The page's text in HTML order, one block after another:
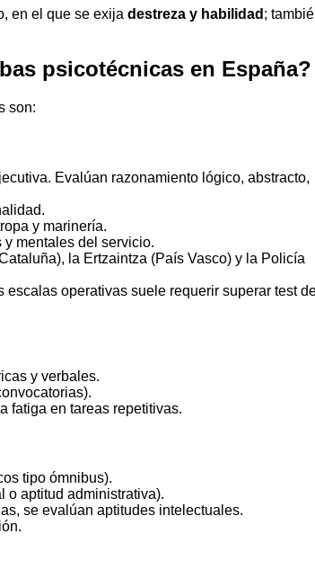
en el que se exija destreza y habilidad ;
psicotécnicas en España?
son:
Evalúan razonamiento lógico, abstracto,
y marinería.
mentales del servicio.
la Ertzaintza (País Vasco) y la Policía
operativas suele requerir superar test
y verbales.
fatiga en tareas repetitivas.
tipo ómnibus).
o aptitud administrativa).
se evalúan aptitudes intelectuales.